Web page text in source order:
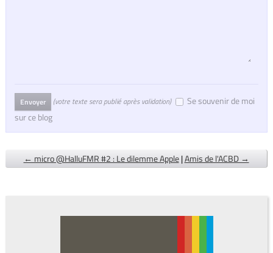
Envoyer (votre texte sera publié après validation)
Se souvenir de moi
sur ce blog
← micro @HalluFMR #2 : Le dilemme Apple |Amis de l'ACBD →